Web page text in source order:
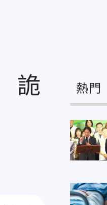
詭
熱門